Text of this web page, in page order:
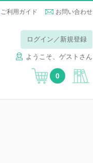
ご利用ガイド お問い合わせ
ログイン／新規登録
ようこそ、ゲストさん
0